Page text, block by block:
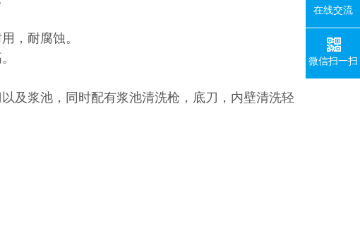
，耐腐蚀。
及浆池，同时配有浆池清洗枪，底刀，内壁清洗轻
在线交流
微信扫一扫